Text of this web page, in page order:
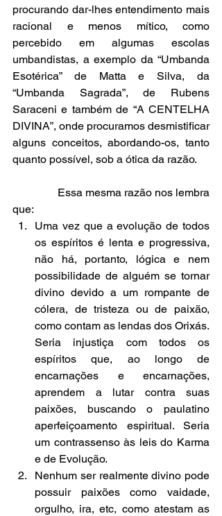
procurando dar-lhes entendimento mais
racional e menos mítico, como
percebido em algumas escolas
umbandistas, a exemplo da “Umbanda
Esotérica” de Matta e Silva, da
“Umbanda Sagrada”, de Rubens
Saraceni e também de “A CENTELHA
DIVINA”, onde procuramos desmistificar
alguns conceitos, abordando-os, tanto
quanto possível, sob a ótica da razão.
que:
Uma vez que a evolução de todos
os espíritos é lenta e progressiva,
não há, portanto, lógica e nem
possibilidade de alguém se tornar
divino devido a um rompante de
cólera, de tristeza ou de paixão,
como contam as lendas dos Orixás.
Seria injustiça com todos os
espíritos que, ao longo de
encarnações e encarnações,
aprendem a lutar contra suas
paixões, buscando o paulatino
aperfeiçoamento espiritual. Seria
um contrassenso às leis do Karma
e de Evolução.
Nenhum ser realmente divino pode
possuir paixões como vaidade,
orgulho, ira, etc, como atestam as